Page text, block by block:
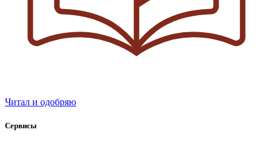
Читал и одобряю
Сервисы